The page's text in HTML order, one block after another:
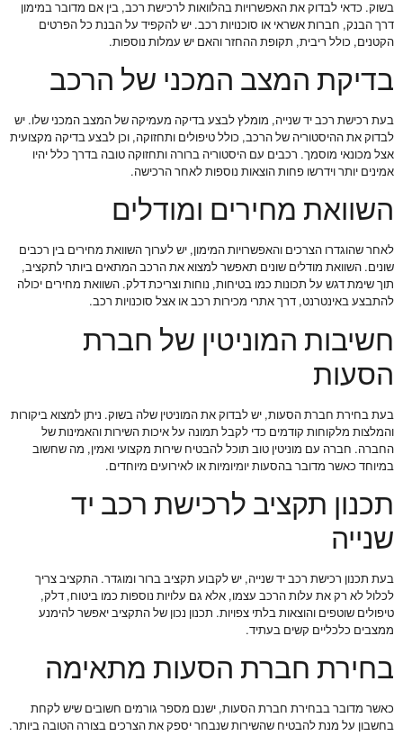
בשוק. כדאי לבדוק את האפשרויות בהלוואות לרכישת רכב, בין אם מדובר במימון
דרך הבנק, חברות אשראי או סוכנויות רכב. יש להקפיד על הבנת כל הפרטים
הקטנים, כולל ריבית, תקופת ההחזר והאם יש עמלות נוספות.
בדיקת המצב המכני של הרכב
בעת רכישת רכב יד שנייה, מומלץ לבצע בדיקה מעמיקה של המצב המכני שלו. יש
לבדוק את ההיסטוריה של הרכב, כולל טיפולים ותחזוקה, וכן לבצע בדיקה מקצועית
אצל מכונאי מוסמך. רכבים עם היסטוריה ברורה ותחזוקה טובה בדרך כלל יהיו
אמינים יותר וידרשו פחות הוצאות נוספות לאחר הרכישה.
השוואת מחירים ומודלים
לאחר שהוגדרו הצרכים והאפשרויות המימון, יש לערוך השוואת מחירים בין רכבים
שונים. השוואת מודלים שונים תאפשר למצוא את הרכב המתאים ביותר לתקציב,
תוך שימת דגש על תכונות כמו בטיחות, נוחות וצריכת דלק. השוואת מחירים יכולה
להתבצע באינטרנט, דרך אתרי מכירות רכב או אצל סוכנויות רכב.
חשיבות המוניטין של חברת
הסעות
בעת בחירת חברת הסעות, יש לבדוק את המוניטין שלה בשוק. ניתן למצוא ביקורות
והמלצות מלקוחות קודמים כדי לקבל תמונה על איכות השירות והאמינות של
החברה. חברה עם מוניטין טוב תוכל להבטיח שירות מקצועי ואמין, מה שחשוב
במיוחד כאשר מדובר בהסעות יומיומיות או לאירועים מיוחדים.
תכנון תקציב לרכישת רכב יד
שנייה
בעת תכנון רכישת רכב יד שנייה, יש לקבוע תקציב ברור ומוגדר. התקציב צריך
לכלול לא רק את עלות הרכב עצמו, אלא גם עלויות נוספות כמו ביטוח, דלק,
טיפולים שוטפים והוצאות בלתי צפויות. תכנון נכון של התקציב יאפשר להימנע
ממצבים כלכליים קשים בעתיד.
בחירת חברת הסעות מתאימה
כאשר מדובר בבחירת חברת הסעות, ישנם מספר גורמים חשובים שיש לקחת
בחשבון על מנת להבטיח שהשירות שנבחר יספק את הצרכים בצורה הטובה ביותר.